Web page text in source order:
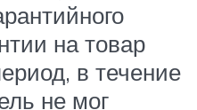
на товар
в течение
не мог